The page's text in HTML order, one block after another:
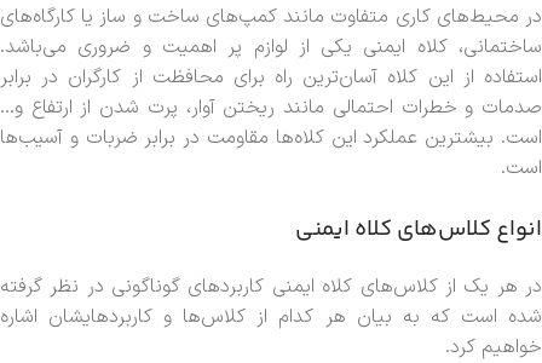
در محیط‌های کاری متفاوت مانند کمپ‌های ساخت و ساز یا کارگاه‌های
ساختمانی، کلاه ایمنی یکی از لوازم پر اهمیت و ضروری می‌باشد.
استفاده از این کلاه آسان‌ترین راه برای محافظت از کارگران در برابر
صدمات و خطرات احتمالی مانند ریختن آوار، پرت شدن از ارتفاع و…
است. بیشترین عملکرد این کلاه‌ها مقاومت در برابر ضربات و آسیب‌ها
است.
انواع کلاس‌های کلاه ایمنی
در هر یک از کلاس‌های کلاه ایمنی کاربردهای گوناگونی در نظر گرفته
شده است که به بیان هر کدام از کلاس‌ها و کاربردهایشان اشاره
خواهیم کرد.